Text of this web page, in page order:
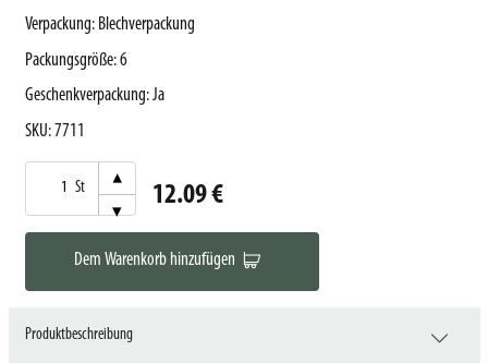
12.09 €
St
▾
▾
Dem Warenkorb hinzufügen
Verpackung: Blechverpackung
Packungsgröße:6
Geschenkverpackung:Ja
SKU: 7711
Produktbeschreibung